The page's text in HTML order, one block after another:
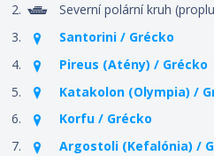
2.
Severní polární kruh
3.
Santorini / Grécko
4.
Pireus (Atény) / Grécko
5.
Katakolon (Olympia) /
6.
Korfu / Grécko
7.
Argostoli (Kefalónia) /